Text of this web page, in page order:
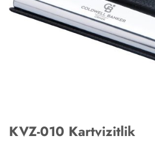
KVZ-010 Kartvizitlik